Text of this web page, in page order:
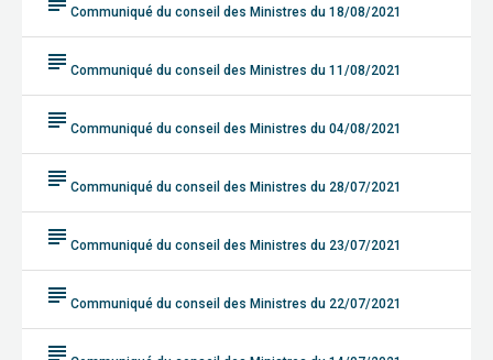
Communiqué du conseil des Ministres du 18/08/2021
subject Communiqué du conseil des Ministres du 11/08/2021
subject Communiqué du conseil des Ministres du 04/08/2021
subject Communiqué du conseil des Ministres du 28/07/2021
subject Communiqué du conseil des Ministres du 23/07/2021
subject Communiqué du conseil des Ministres du 22/07/2021
subject